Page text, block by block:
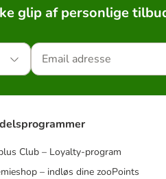
glip af personlige
Club – Loyalty-program
– indløs dine zooPoints